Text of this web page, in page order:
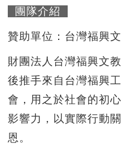
團隊介紹
贊助單位： 台灣福興
財團法人台灣福興文
後推手來自台灣福興
會，用之於社會的初
影響力，以實際行動
恩。